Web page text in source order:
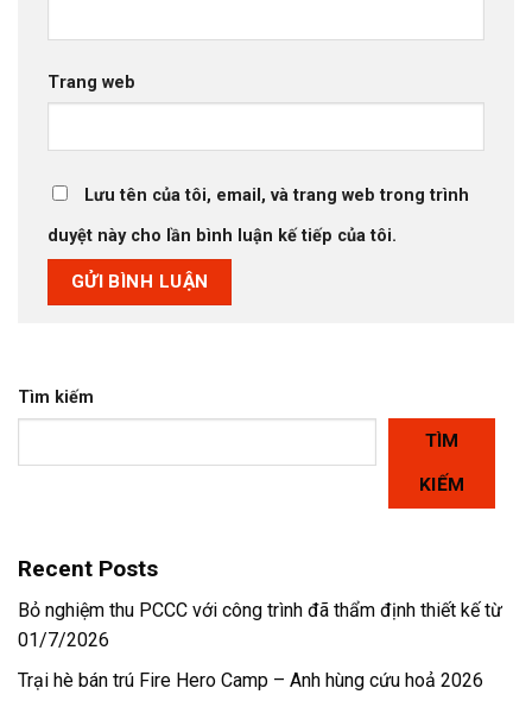
Trang web
Lưu tên của tôi, email, và trang web trong trình
duyệt này cho lần bình luận kế tiếp của tôi.
Tìm kiếm
TÌM
KIẾM
Recent Posts
Bỏ nghiệm thu PCCC với công trình đã thẩm định thiết kế từ
01/7/2026
Trại hè bán trú Fire Hero Camp – Anh hùng cứu hoả 2026